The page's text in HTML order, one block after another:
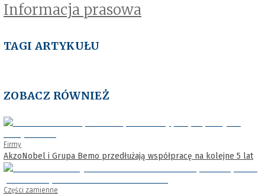
Informacja prasowa
TAGI ARTYKUŁU
ZOBACZ RÓWNIEŻ
Firmy
AkzoNobel i Grupa Bemo przedłużają współpracę na kolejne 5 lat
Części zamienne